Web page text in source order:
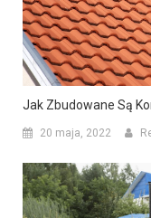
Jak Zbudowane Są
20 maja, 2022